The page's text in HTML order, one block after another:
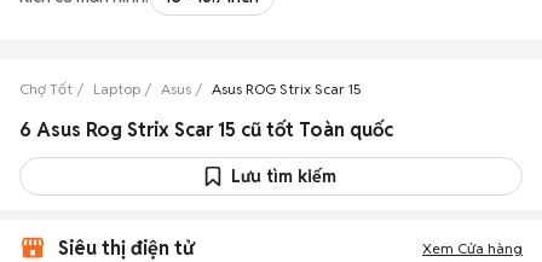
Chợ Tốt Laptop Asus Asus ROG Strix Scar 15
6 Asus Rog Strix Scar 15 cũ tốt Toàn quốc
Lưu tìm kiếm
Siêu thị điện tử Xem Cửa hàng